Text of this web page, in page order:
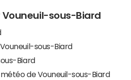
Vouneuil-sous-Biard
sous-Biard
Biard
de Vouneuil-sous-Biard